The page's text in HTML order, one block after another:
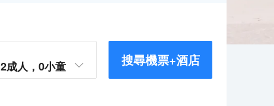
2成人， 0小童 搜尋機票+酒店